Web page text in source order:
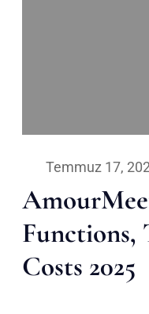
Temmuz 17,
Functions,
Costs 2025